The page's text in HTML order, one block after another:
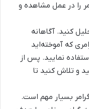
را در عمل مشاهده و
کنید. آگاهانه
که آموخته‌اید
نمایید. پس از
و تلاش کنید تا
بسیار مهم است.